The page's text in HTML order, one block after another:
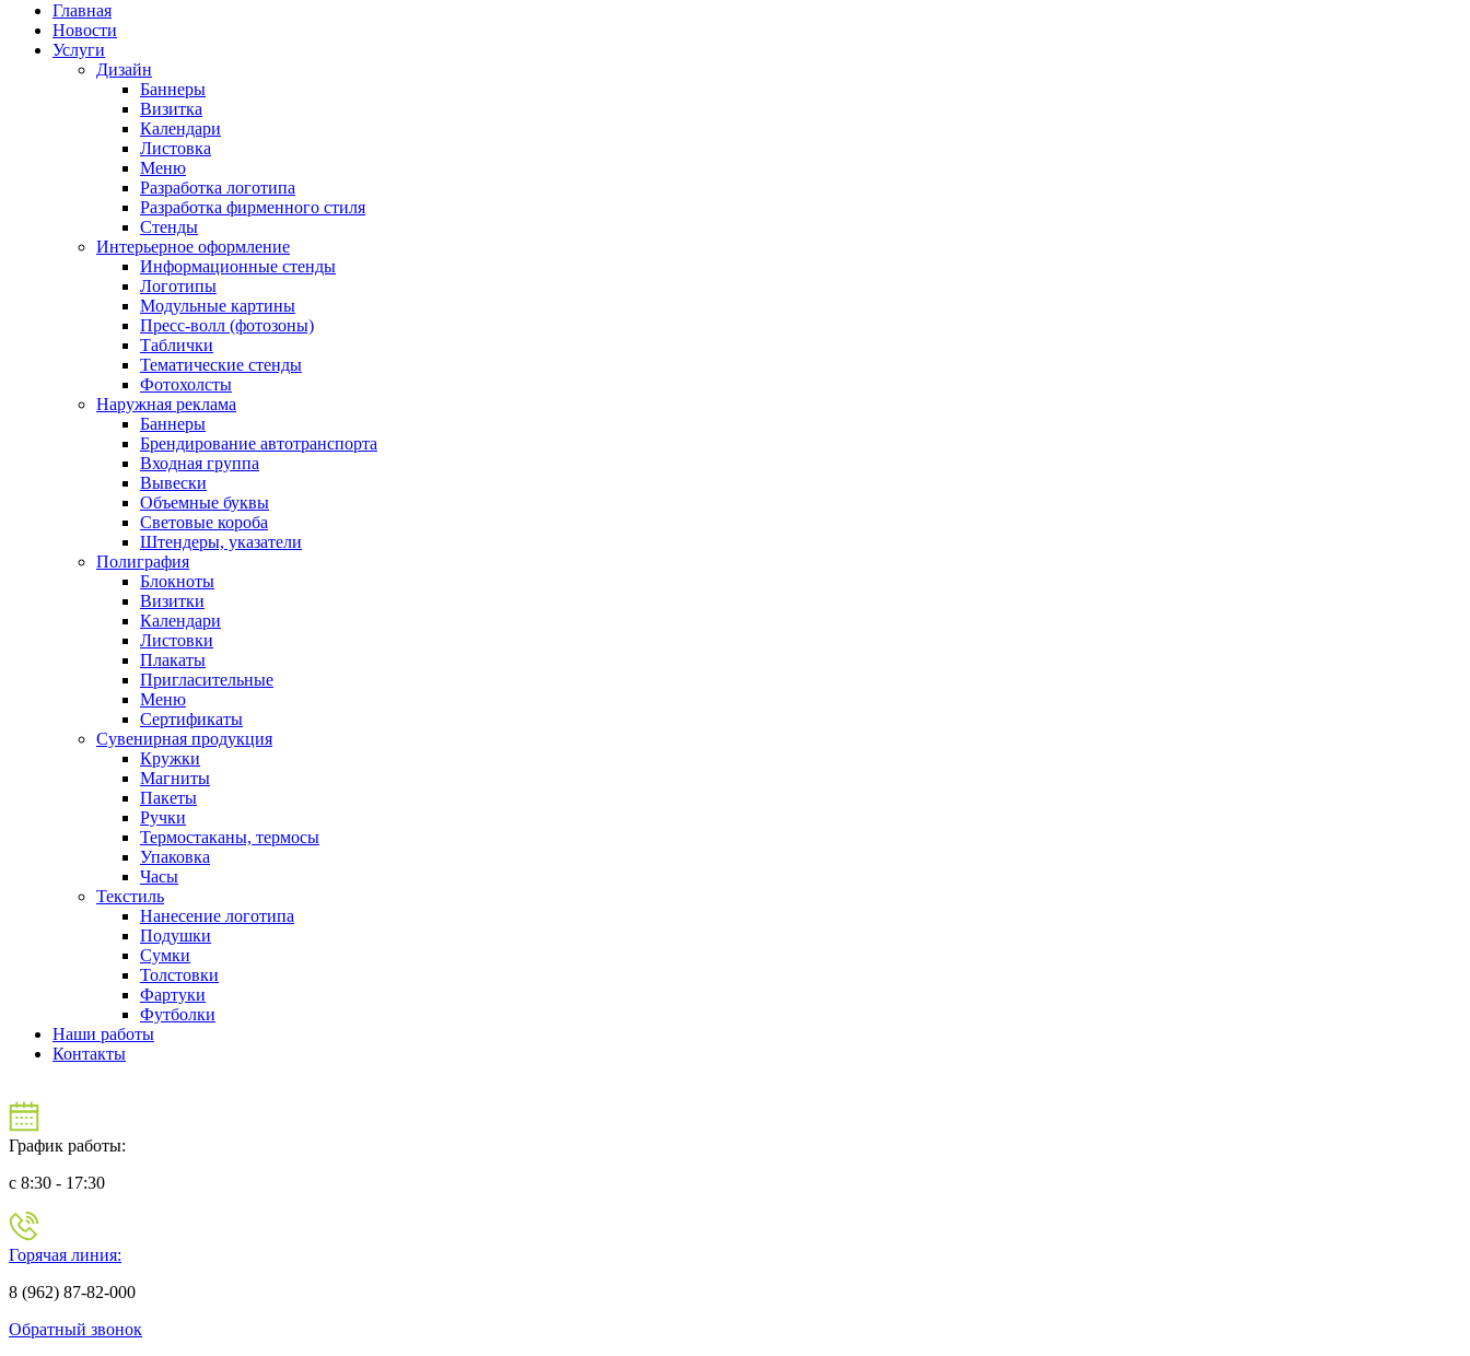
Главная
Новости
Услуги
Дизайн
Баннеры
Визитка
Календари
Листовка
Меню
Разработка логотипа
Разработка фирменного стиля
Стенды
Интерьерное оформление
Информационные стенды
Логотипы
Модульные картины
Пресс-волл (фотозоны)
Таблички
Тематические стенды
Фотохолсты
Наружная реклама
Баннеры
Брендирование автотранспорта
Входная группа
Вывески
Объемные буквы
Световые короба
Штендеры, указатели
Полиграфия
Блокноты
Визитки
Календари
Листовки
Плакаты
Пригласительные
Меню
Сертификаты
Сувенирная продукция
Кружки
Магниты
Пакеты
Ручки
Термостаканы, термосы
Упаковка
Часы
Текстиль
Нанесение логотипа
Подушки
Сумки
Толстовки
Фартуки
Футболки
Наши работы
Контакты
График работы:
c 8:30 - 17:30
Горячая линия:
8 (962) 87-82-000
Обратный звонок